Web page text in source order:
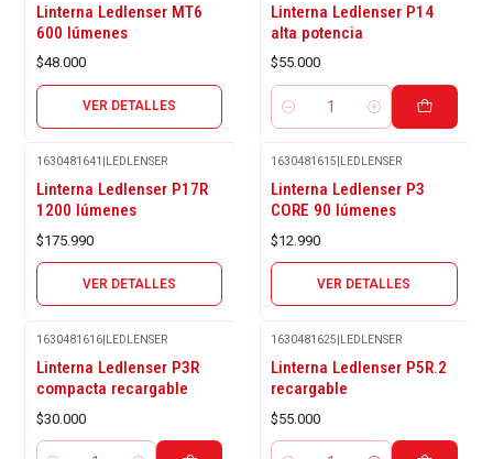
Linterna Ledlenser MT6
600 lúmenes
$48.000
VER DETALLES
Linterna Ledlenser P14
alta potencia
$55.000
Cantidad
1630481641 LEDLENSER
Linterna Ledlenser P17R
1200 lúmenes
$175.990
VER DETALLES
1630481615 LEDLENSER
Linterna Ledlenser P3
CORE 90 lúmenes
$12.990
VER DETALLES
1630481616|LEDLENSER
Linterna Ledlenser P3R
compacta recargable
$30.000
1630481625|LEDLENSER
Linterna Ledlenser P5R.2
recargable
$55.000